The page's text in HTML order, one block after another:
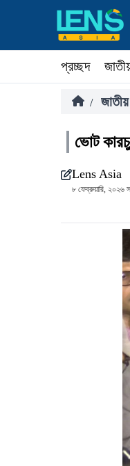
প্রচ্ছদ
/ জাতীয়
ভোট
Lens Asia
৮ ফেব্রুয়ারি, ২০২৬